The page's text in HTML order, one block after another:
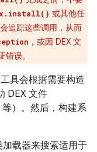
或其他任
追踪这些调用，从而
，或因 DEX 文
误。
具会根据需要构造
DEX 文件
等）。然后，构建系
载器来搜索适用于